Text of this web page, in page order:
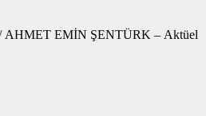
Kaynak: İhlas Haber Ajansı / AHMET EMİN ŞENTÜRK – Aktüel